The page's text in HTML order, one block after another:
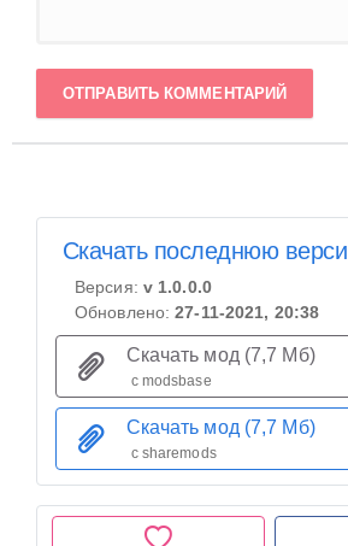
ОТПРАВИТЬ КОММЕНТАРИЙ
Скачать последнюю
Версия: v 1.0.0.0
Обновлено:27-11-2021, 20:38
Скачать мод (7,7 Мб)
с modsbase
Скачать мод (7,7 Мб)
с sharemods